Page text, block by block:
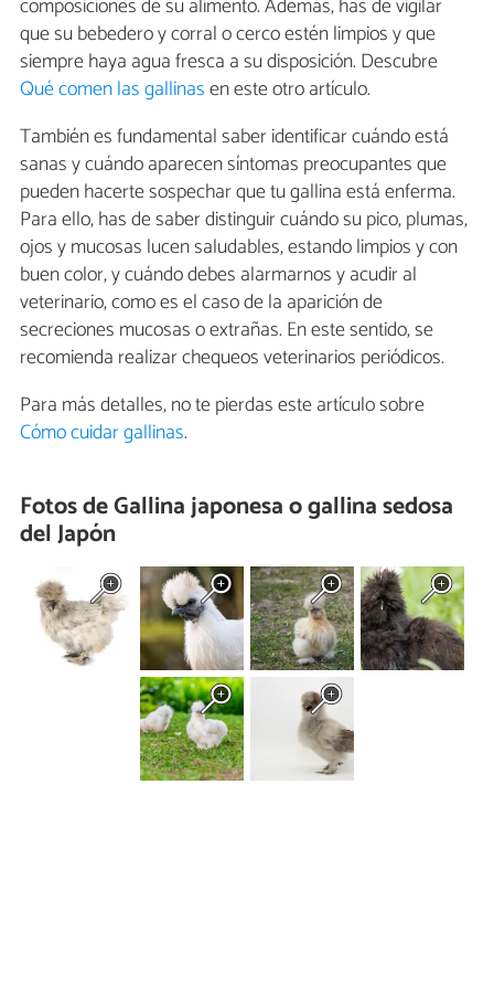
composiciones de su alimento. Además, has de vigilar
que su bebedero y corral o cerco estén limpios y que
siempre haya agua fresca a su disposición. Descubre
Qué comen las gallinasen este otro artículo.
También es fundamental saber identificar cuándo está
sanas y cuándo aparecen síntomas preocupantes que
pueden hacerte sospechar que tu gallina está enferma.
Para ello, has de saber distinguir cuándo su pico, plumas,
ojos y mucosas lucen saludables, estando limpios y con
buen color, y cuándo debes alarmarnos y acudir al
veterinario, como es el caso de la aparición de
secreciones mucosas o extrañas. En este sentido, se
recomienda realizar chequeos veterinarios periódicos.
Para más detalles, no te pierdas este artículo sobre
Cómo cuidar gallinas.
Fotos de Gallina japonesa o gallina sedosa
del Japón